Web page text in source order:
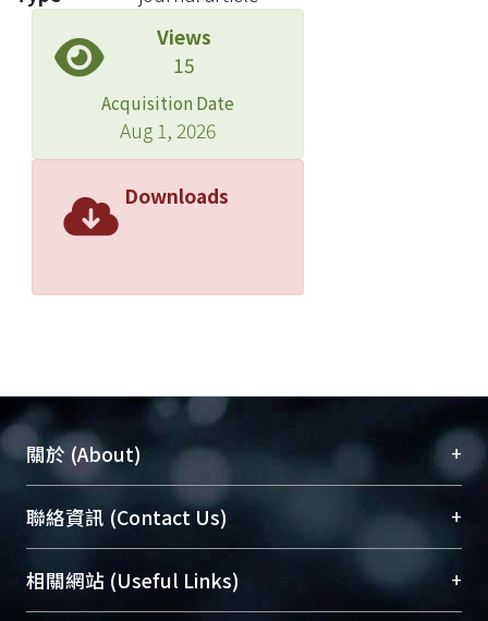
Views
15
Acquisition Date
Aug 1, 2026
Downloads
關於 (About) +
臺大位居世界頂尖大學之列，為永久珍藏及向國際
展現本校豐碩的研究成果及學術能量，圖書館整合
機構典藏（NTUR）與學術庫（AH）不同功能平
台，成為臺大學術典藏NTU scholars。期能整合研
聯絡資訊 (Contact Us) +
總館學科館員(Main Library)
醫學圖書館學科館員(Medical Library)
相關網站 (Useful Links) +